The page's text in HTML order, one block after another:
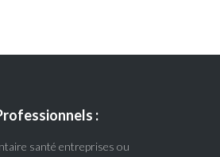
:
santé entreprises ou